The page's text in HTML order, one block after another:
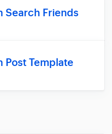
Search Friends
Post Template